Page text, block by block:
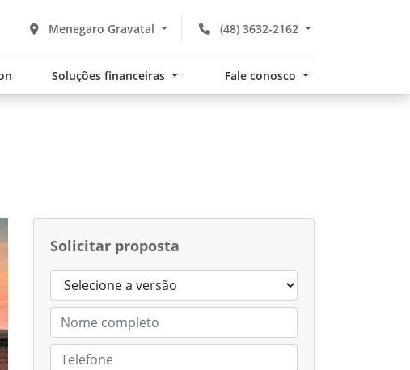
(48) 3632-2162
Menegaro Gravatal
Soluções financeiras Fale conosco
Solicitar proposta